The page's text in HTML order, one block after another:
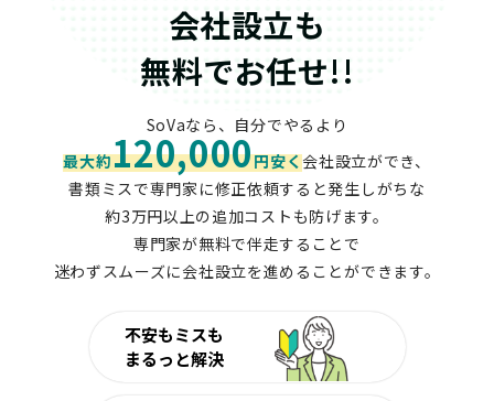
会社設立も
無料でお任せ!!
SoVaなら、自分でやるより
最大約120,000円安く会社設立ができ、
書類ミスで専門家に修正依頼すると発生しがちな
約3万円以上の追加コストも防げます。
専門家が無料で伴走することで
迷わずスムーズに会社設立を進めることができます。
不安もミスも
まるっと解決